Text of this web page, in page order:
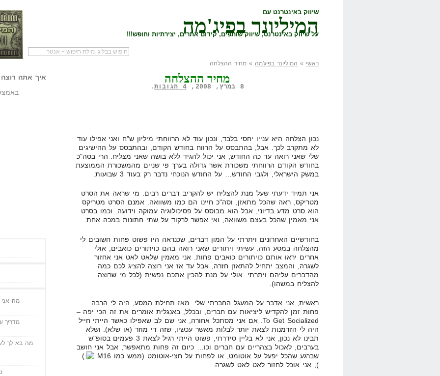
שיווק באינטרנט עם
המיליונר בפיג'מה
על שיווק באינטרנט, שיווק שותפים, קידום אתרים, יצירתיות וחופש!!!
שיווק שותפים
ראשי » המיליונר בפיג'מה » מחיר ההצלחה
מחיר ההצלחה
8 במרץ, 2008, 4 תגובות .
נכון הצלחה היא ענייו יחסי בלבד, ונכון עוד לא הרווחתי מיליון ש"ח ואני אפילו עוד
לא מתקרב לכך. אבל, בהתבסס על הרווח בחודש הקודם, ובהתבסס על ההישיגים
שלי שאני רואה עד כה החודש, אני יכול להגיד ללא בושה שאני מצליח. הרי בסה"כ
בחודש הקודם הרווחתי משכורת אשר גדולה בערך פי שניים מהמשכורת הממוצעת
במשק הישראלי, ולגבי החודש… על החודש הנוכחי נדבר רק בעוד 3 שבועות.
אני תמיד ידעתי שעל מנת להצליח יש להקריב דברים רבים. מי שראה את הסרט
מטריקס, ראה שהכל מתאזן, וסה"כ חיינו הם כמו משוואה. אמנם הסרט מטריקס
הוא סרט מדע בדיוני, אבל הוא מבוסס על פסיכולוגיה עמוקה וידועה. וכמו בסרט
אני מאמין שהכל בעצם משוואה, ואי אפשר לרקוד על שתי חתונות במכה אחת.
בחודשיים האחרונים ויתרתי על המון דברים, שכנראה היו פשוט פחות חשובים לי
מהצלחה במסע הזה. עשיתי ויתורים שאני רואה בהם כויתורים כואבים, אולי
אחרים יראו אותם כויתורים כואבים פחות. אני מאמין שלאט לאט אני אחזור
לשגרה, והמצב יתחיל להתאזן חזרה, אבל עד אז אני רוצה להציג לכם כמה
מהדברים עליהם ויתרתי. אולי על מנת להכין אתכם נפשית (לכל מי שרוצה
להצליח במשהו).
ראשית, אני אדבר על המעגל החברתי שלי. מאז תחילת המסע, היה לי הרבה
פחות זמן להקדיש ליציאות עם חברים, ובכלל, באנגלית אומרים את זה הכי יפה –
To Get Socialized. אם אני מסתכל אחורה, אני שם לב שאפילו כאשר הייתי חייל
היה לי הזדמנות לצאת יותר לבלות מאשר עכשיו, שזה די מוזר (או שלא). ושלא
תבינו לא נכון, אני לא בליין סידרתי, פשוט הייתי רגיל לצאת 3 פעמים בסופ"ש
בערבים, לאכול בצהריים עם חברים וכו… כיום זה פחות מתאפשר, אבל אני חושב
שברגע שהכל יפעל על אוטומט, או לפחות על חצי-אוטומט (ממש כמו M16
), אני אוכל לחזור לאט לאט לשגרה.
איך אתה
מה אני
מדריך
מה בא לך